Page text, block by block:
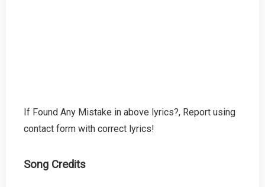
If Found Any Mistake in above lyrics?, Report using
contact form with correct lyrics!
Song Credits